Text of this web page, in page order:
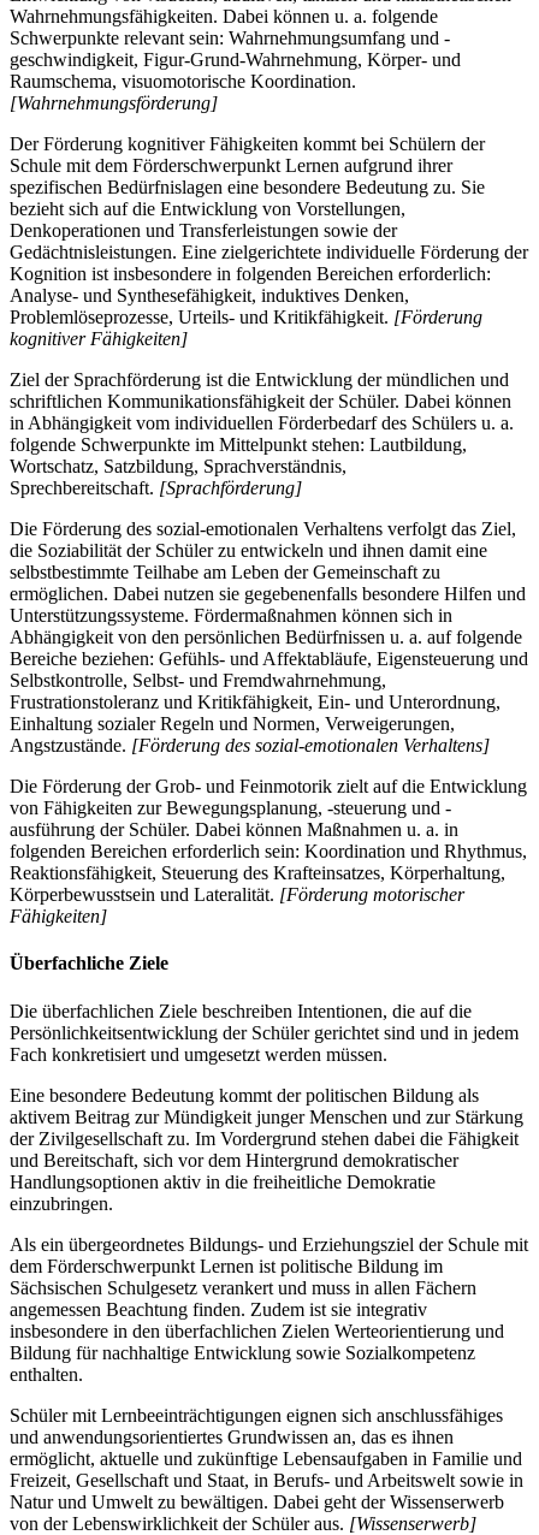
Wahrnehmungsfähigkeiten. Dabei können u. a. folgende
Schwerpunkte relevant sein: Wahrnehmungsumfang und -
geschwindigkeit, Figur-Grund-Wahrnehmung, Körper- und
Raumschema, visuomotorische Koordination.
[Wahrnehmungsförderung]
Der Förderung kognitiver Fähigkeiten kommt bei Schülern der
Schule mit dem Förderschwerpunkt Lernen aufgrund ihrer
spezifischen Bedürfnislagen eine besondere Bedeutung zu. Sie
bezieht sich auf die Entwicklung von Vorstellungen,
Denkoperationen und Transferleistungen sowie der
Gedächtnisleistungen. Eine zielgerichtete individuelle Förderung der
Kognition ist insbesondere in folgenden Bereichen erforderlich:
Analyse- und Synthesefähigkeit, induktives Denken,
Problemlöseprozesse, Urteils- und Kritikfähigkeit. [Förderung
kognitiver Fähigkeiten]
Ziel der Sprachförderung ist die Entwicklung der mündlichen und
schriftlichen Kommunikationsfähigkeit der Schüler. Dabei können
in Abhängigkeit vom individuellen Förderbedarf des Schülers u. a.
folgende Schwerpunkte im Mittelpunkt stehen: Lautbildung,
Wortschatz, Satzbildung, Sprachverständnis,
Sprechbereitschaft. [Sprachförderung]
Die Förderung des sozial-emotionalen Verhaltens verfolgt das Ziel,
die Soziabilität der Schüler zu entwickeln und ihnen damit eine
selbstbestimmte Teilhabe am Leben der Gemeinschaft zu
ermöglichen. Dabei nutzen sie gegebenenfalls besondere Hilfen und
Unterstützungssysteme. Fördermaßnahmen können sich in
Abhängigkeit von den persönlichen Bedürfnissen u. a. auf folgende
Bereiche beziehen: Gefühls- und Affektabläufe, Eigensteuerung und
Selbstkontrolle, Selbst- und Fremdwahrnehmung,
Frustrationstoleranz und Kritikfähigkeit, Ein- und Unterordnung,
Einhaltung sozialer Regeln und Normen, Verweigerungen,
Angstzustände. [Förderung des sozial-emotionalen Verhaltens]
Die Förderung der Grob- und Feinmotorik zielt auf die Entwicklung
von Fähigkeiten zur Bewegungsplanung, -steuerung und -
ausführung der Schüler. Dabei können Maßnahmen u. a. in
folgenden Bereichen erforderlich sein: Koordination und Rhythmus,
Reaktionsfähigkeit, Steuerung des Krafteinsatzes, Körperhaltung,
Körperbewusstsein und Lateralität. [Förderung motorischer
Fähigkeiten]
Überfachliche Ziele
Die überfachlichen Ziele beschreiben Intentionen, die auf die
Persönlichkeitsentwicklung der Schüler gerichtet sind und in jedem
Fach konkretisiert und umgesetzt werden müssen.
Eine besondere Bedeutung kommt der politischen Bildung als
aktivem Beitrag zur Mündigkeit junger Menschen und zur Stärkung
der Zivilgesellschaft zu. Im Vordergrund stehen dabei die Fähigkeit
und Bereitschaft, sich vor dem Hintergrund demokratischer
Handlungsoptionen aktiv in die freiheitliche Demokratie
einzubringen.
Als ein übergeordnetes Bildungs- und Erziehungsziel der Schule mit
dem Förderschwerpunkt Lernen ist politische Bildung im
Sächsischen Schulgesetz verankert und muss in allen Fächern
angemessen Beachtung finden. Zudem ist sie integrativ
insbesondere in den überfachlichen Zielen Werteorientierung und
Bildung für nachhaltige Entwicklung sowie Sozialkompetenz
enthalten.
Schüler mit Lernbeeinträchtigungen eignen sich anschlussfähiges
und anwendungsorientiertes Grundwissen an, das es ihnen
ermöglicht, aktuelle und zukünftige Lebensaufgaben in Familie und
Freizeit, Gesellschaft und Staat, in Berufs- und Arbeitswelt sowie in
Natur und Umwelt zu bewältigen. Dabei geht der Wissenserwerb
von der Lebenswirklichkeit der Schüler aus. [Wissenserwerb]